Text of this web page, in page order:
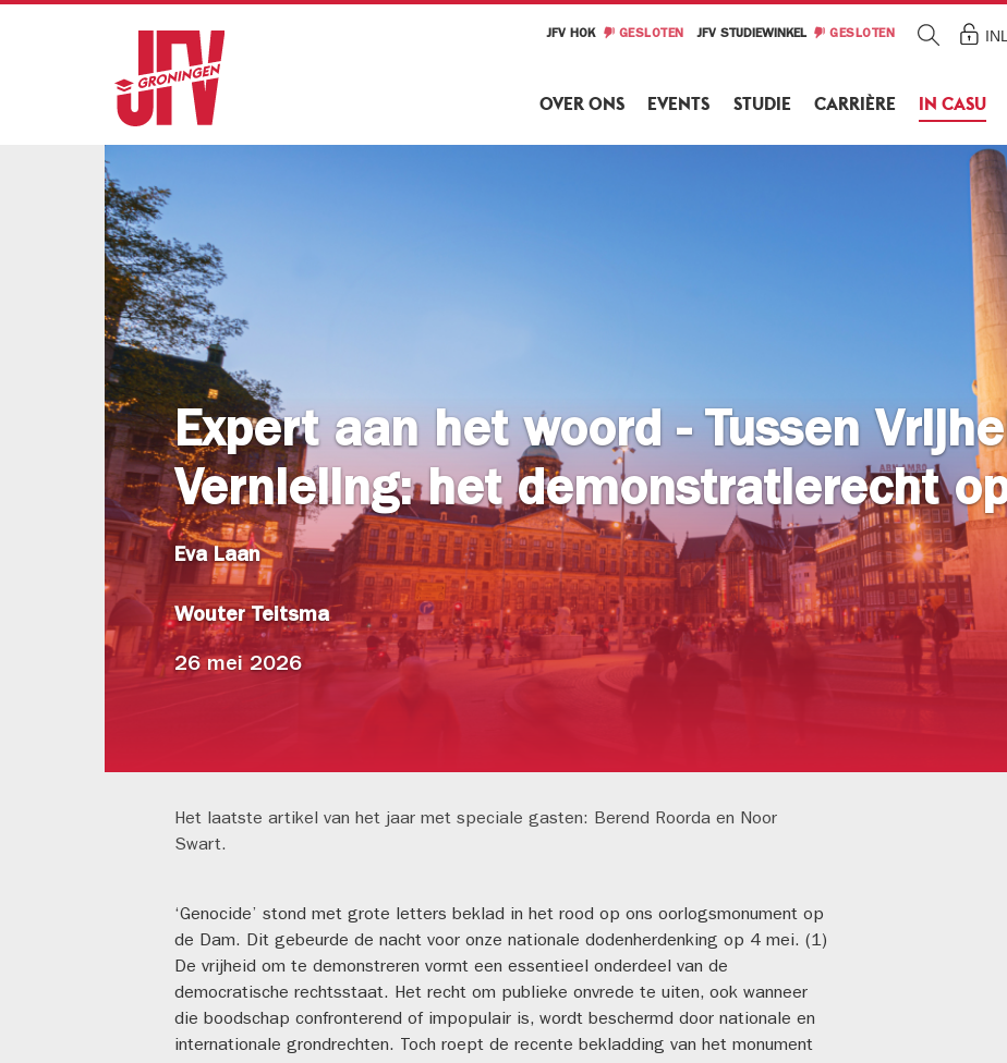
OVER ONS EVENTS STUDIE CARRIÈRE IN CASU
JFV HOK GESLOTEN JFV STUDIEWINKEL GESLOTEN
Expert aan het woord - Tussen
Vernieling: het demonstratierecht
Eva Laan
Wouter Teitsma
26 mei 2026
Het laatste artikel van het jaar met speciale gasten: Berend Roorda en Noor
Swart.
‘Genocide’ stond met grote letters beklad in het rood op ons oorlogsmonument op
de Dam. Dit gebeurde de nacht voor onze nationale dodenherdenking op 4 mei. (1)
De vrijheid om te demonstreren vormt een essentieel onderdeel van de
democratische rechtsstaat. Het recht om publieke onvrede te uiten, ook wanneer
die boodschap confronterend of impopulair is, wordt beschermd door nationale en
internationale grondrechten. Toch roept de recente bekladding van het monument